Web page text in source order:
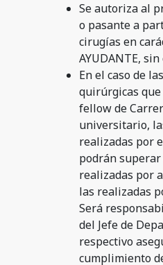
Se autoriza al
o pasante a
cirugías en
AYUDANTE,
En el caso de
quirúrgicas
fellow de
universitario,
realizadas por
podrán superar
realizadas por
las realizadas
Será
del Jefe de
respectivo
cumplimiento